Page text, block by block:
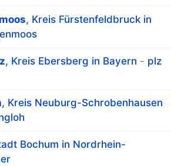
, Kreis Fürstenfeldbruck in
, Kreis Ebersberg in Bayern - plz
, Kreis Neuburg-Schrobenhausen
Bochum in Nordrhein-